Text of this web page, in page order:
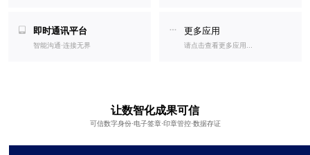
即时通讯平台
智能沟通·连接无界
更多应用
请点击查看更多应用...
让数智化成果可信
可信数字身份·电子签章·印章管控·数据存证